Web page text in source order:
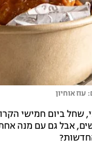
אוחיון
חמישי הקרוב (28 במאי),
אבל גם עם מנה